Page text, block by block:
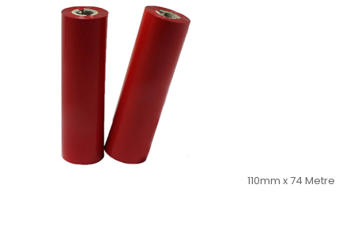
110mm x 74 Metre